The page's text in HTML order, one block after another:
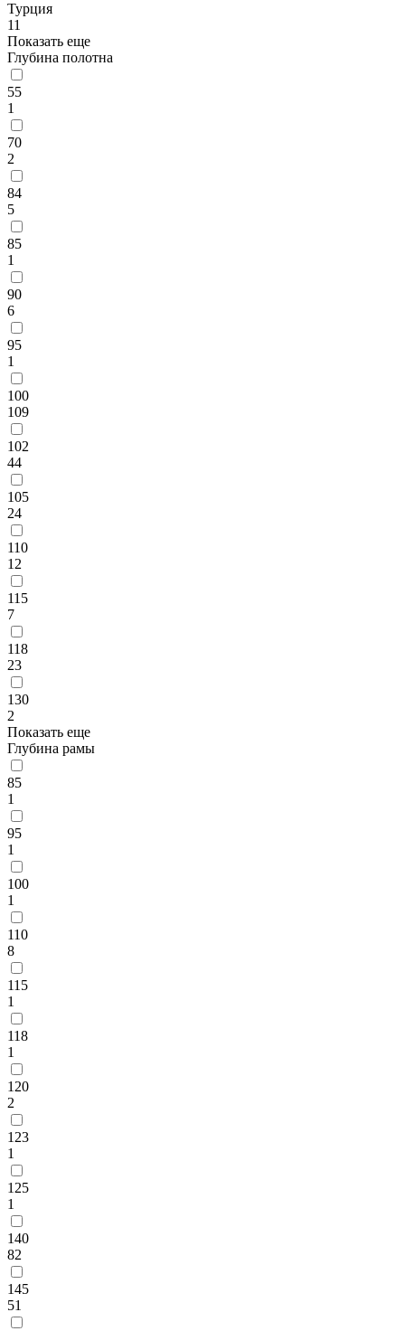
Турция
11
Показать еще
Глубина полотна
55
1
70
2
84
5
85
1
90
6
95
1
100
109
102
44
105
24
110
12
115
7
118
23
130
2
Показать еще
Глубина рамы
85
1
95
1
100
1
110
8
115
1
118
1
120
2
123
1
125
1
140
82
145
51